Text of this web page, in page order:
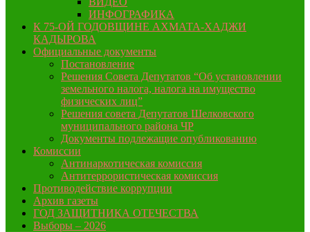
ИНФОГРАФИКА
К 75-ОЙ ГОДОВЩИНЕ АХМАТА-ХАДЖИ
КАДЫРОВА
Официальные документы
Постановление
Решения Совета Депутатов “Об установлении
земельного налога, налога на имущество
физических лиц”
Решения совета Депутатов Шелковского
муниципального района ЧР
Документы подлежащие опубликованию
Комиссии
Антинаркотическая комиссия
Антитеррористическая комиссия
Противодействие коррупции
Архив газеты
ГОД ЗАЩИТНИКА ОТЕЧЕСТВА
Выборы – 2026